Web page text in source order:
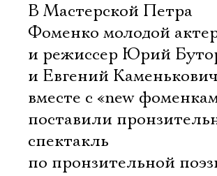
В Мастерской Петра
Фоменко молодой
и режиссер Юрий
и Евгений Каменькович
вместе с «new
поставили
спектакль
по пронзительной